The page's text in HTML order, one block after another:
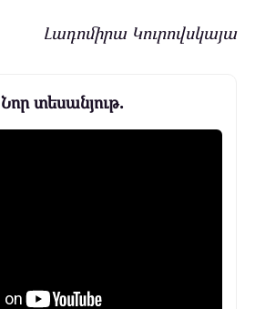
Լադոմիրա Կուրովսկայա
Նոր տեսանյութ.